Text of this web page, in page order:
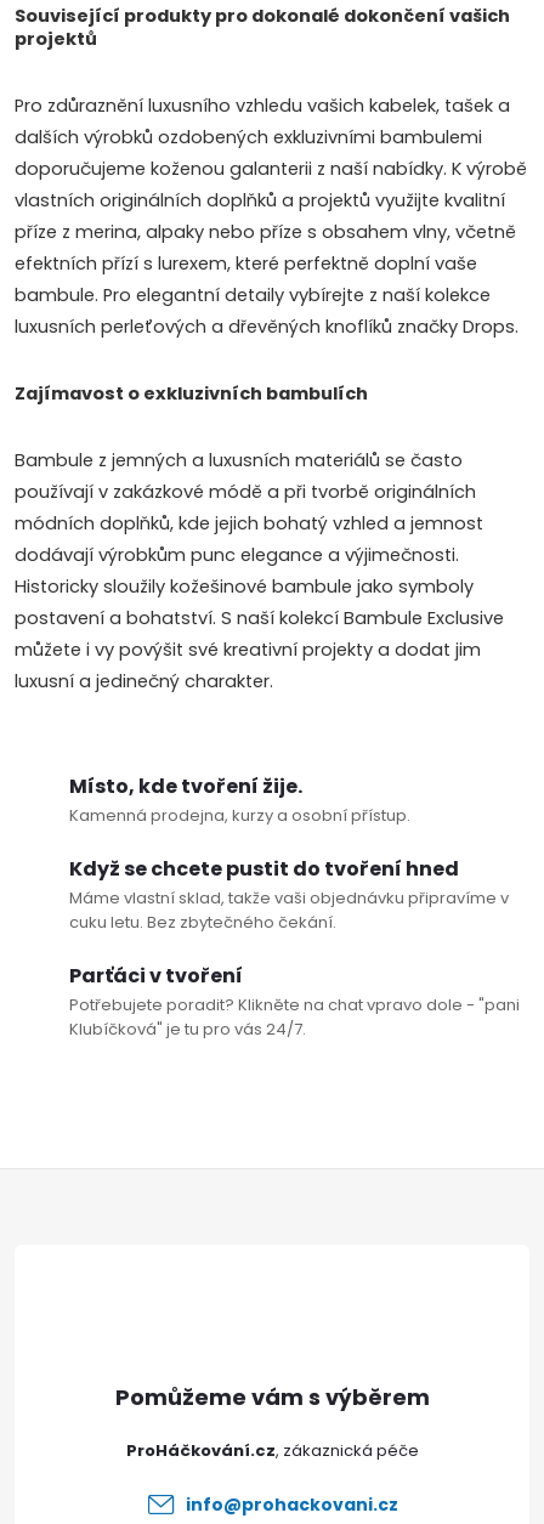
v
á
d
a
c
í
r
v
k
y
v
ý
Související produkty pro dokonalé dokončení vašich
projektů
Pro zdůraznění luxusního vzhledu vašich kabelek, tašek a
dalších výrobků ozdobených exkluzivními bambulemi
doporučujeme koženou galanterii z naší nabídky. K výrobě
vlastních originálních doplňků a projektů využijte kvalitní
příze z merina, alpaky nebo příze s obsahem vlny, včetně
efektních přízí s lurexem, které perfektně doplní vaše
bambule. Pro elegantní detaily vybírejte z naší kolekce
luxusních perleťových a dřevěných knoflíků značky Drops.
Zajímavost o exkluzivních bambulích
Bambule z jemných a luxusních materiálů se často
používají v zakázkové módě a při tvorbě originálních
módních doplňků, kde jejich bohatý vzhled a jemnost
dodávají výrobkům punc elegance a výjimečnosti.
Historicky sloužily kožešinové bambule jako symboly
postavení a bohatství. S naší kolekcí Bambule Exclusive
můžete i vy povýšit své kreativní projekty a dodat jim
luxusní a jedinečný charakter.
Místo, kde tvoření žije.
Kamenná prodejna, kurzy a osobní přístup.
Když se chcete pustit do tvoření hned
Máme vlastní sklad, takže vaši objednávku připravíme v
cuku letu. Bez zbytečného čekání.
Parťáci v tvoření
Potřebujete poradit? Klikněte na chat vpravo dole - "pani
Klubíčková" je tu pro vás 24/7.
ProHáčkování.cz
info@prohackovani.cz
Doprava a platby Prodejna Blog a návody